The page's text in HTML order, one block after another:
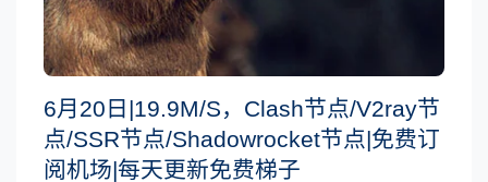
6月20日|19.9M/S，Clash节点/V2ray节
点/SSR节点/Shadowrocket节点|免费订
阅机场|每天更新免费梯子